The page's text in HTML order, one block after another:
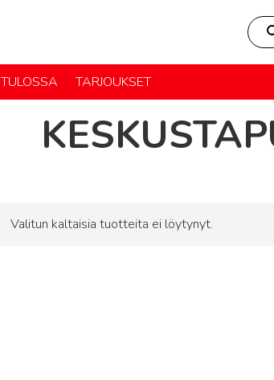
Hae
TULOSSA TARJOUKSET
Valitun kaltaisia tuotteita ei löytynyt.